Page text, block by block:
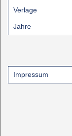
Verlage
Jahre
Impressum